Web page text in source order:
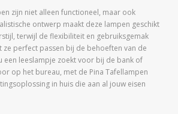
zijn niet alleen functioneel, maar ook
ontwerp maakt deze lampen geschikt
terwijl de flexibiliteit en gebruiksgemak
perfect passen bij de behoeften van de
een leeslampje zoekt voor bij de bank of
op het bureau, met de Pina Tafellampen
in huis die aan al jouw eisen